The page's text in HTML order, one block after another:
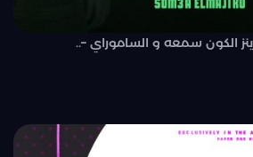
الكون سمعه و الساموراي –..